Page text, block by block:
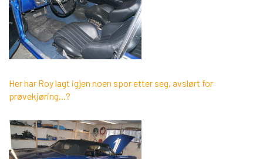
Her har Roy lagt igjen noen spor etter seg, avslørt for
prøvekjøring...?